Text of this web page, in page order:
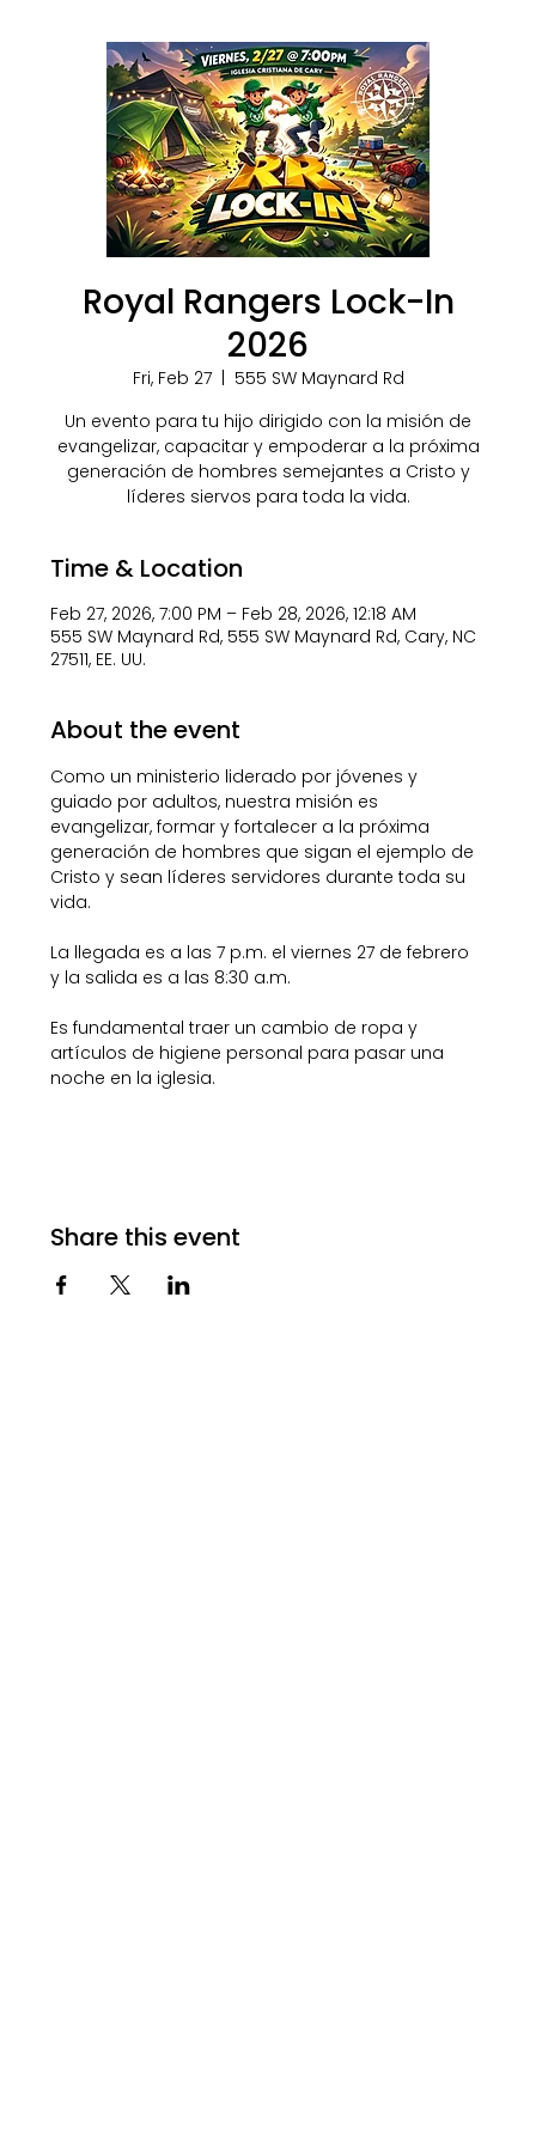
Royal Rangers Lock-In
2026
Fri, Feb 27
  |
555 SW Maynard Rd
Un evento para tu hijo dirigido con la misión de
evangelizar, capacitar y empoderar a la próxima
generación de hombres semejantes a Cristo y
líderes siervos para toda la vida.
Time & Location
Feb 27, 2026, 7:00 PM – Feb 28, 2026, 12:18 AM
555 SW Maynard Rd, 555 SW Maynard Rd, Cary, NC
27511, EE. UU.
About the event
Como un ministerio liderado por jóvenes y
guiado por adultos, nuestra misión es
evangelizar, formar y fortalecer a la próxima
generación de hombres que sigan el ejemplo de
Cristo y sean líderes servidores durante toda su
vida.
La llegada es a las 7 p.m. el viernes 27 de febrero
y la salida es a las 8:30 a.m.
Es fundamental traer un cambio de ropa y
artículos de higiene personal para pasar una
noche en la iglesia.
Share this event